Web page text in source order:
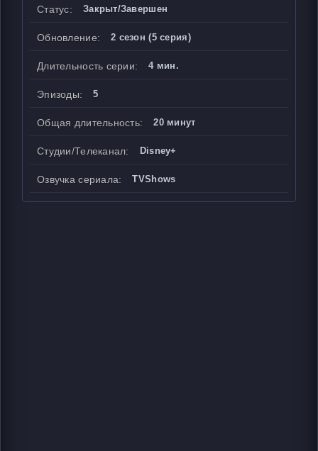
Статус: Закрыт/Завершен
Обновление: 2 сезон (5 серия)
Длительность серии: 4 мин.
Эпизоды: 5
Общая длительность: 20 минут
Студии/Телеканал: Disney+
Озвучка сериала: TVShows